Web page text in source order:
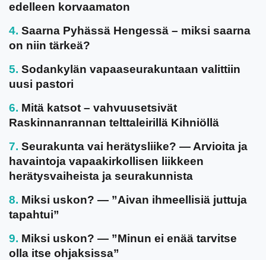
edelleen korvaamaton
Saarna Pyhässä Hengessä – miksi saarna
on niin tärkeä?
Sodankylän vapaaseurakuntaan valittiin
uusi pastori
Mitä katsot – vahvuusetsivät
Raskinnanrannan telttaleirillä Kihniöllä
Seurakunta vai herätysliike? — Arvioita ja
havaintoja vapaakirkollisen liikkeen
herätysvaiheista ja seurakunnista
Miksi uskon? — ”Aivan ihmeellisiä juttuja
tapahtui”
Miksi uskon? — ”Minun ei enää tarvitse
olla itse ohjaksissa”